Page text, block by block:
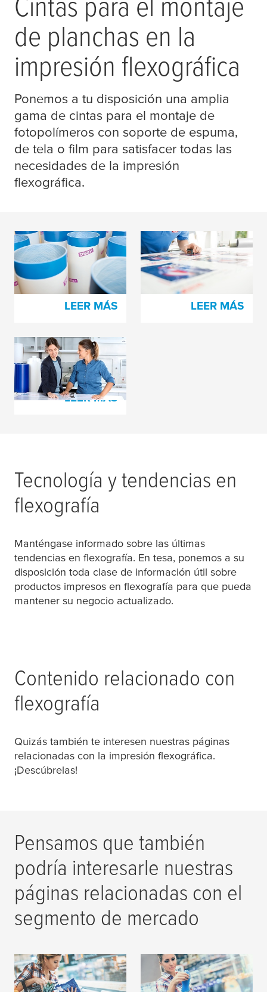
de planchas en la
impresión flexográfica
Ponemos a tu disposición una amplia
gama de cintas para el montaje de
fotopolímeros con soporte de espuma,
de tela o film para satisfacer todas las
necesidades de la impresión
flexográfica.
Impresos en
flexografía - cintas de
espuma
LEER MÁS
Cintas fílmicas y de
tela para flexografía
LEER MÁS
tesaprint® Espumas
de amortiguación
LEER MÁS
Tecnología y tendencias en
flexografía
Manténgase informado sobre las últimas
tendencias en flexografía. En tesa, ponemos a su
disposición toda clase de información útil sobre
productos impresos en flexografía para que pueda
mantener su negocio actualizado.
Contenido relacionado con
flexografía
Quizás también te interesen nuestras páginas
relacionadas con la impresión flexográfica.
¡Descúbrelas!
Pensamos que también
podría interesarle nuestras
páginas relacionadas con el
segmento de mercado
Impresión de
empaques flexibles
Impresión de
etiquetas